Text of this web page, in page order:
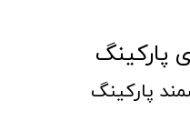
پارکینگ
پارکینگ